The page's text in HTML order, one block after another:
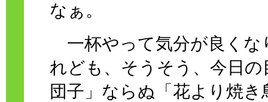
なぁ。
一杯やって気分が良くな
れども、そうそう、今日
団子」ならぬ「花より焼